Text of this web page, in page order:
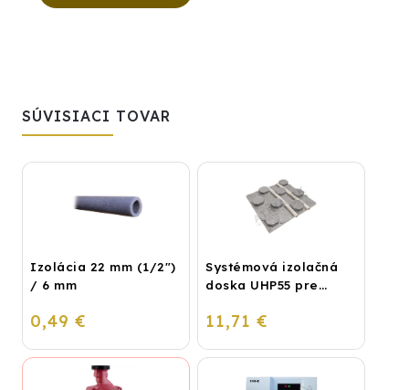
SÚVISIACI TOVAR
Izolácia 22 mm (1/2")
/ 6 mm
0,49 €
Systémová izolačná
doska UHP55 pre
(STIROTERMAL BASIC)
11,71 €